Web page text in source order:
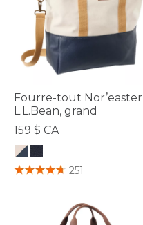
Fourre-tout Nor’easter
L.L.Bean, grand
159 $ CA
4,8 sur 5 Évaluation des clients
251